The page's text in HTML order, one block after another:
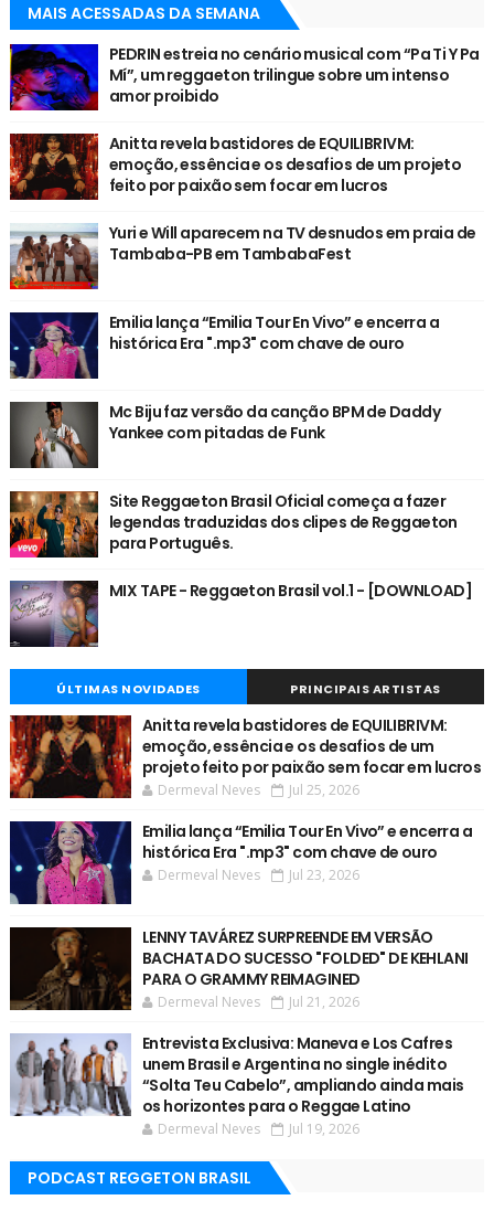
MAIS ACESSADAS DA SEMANA
PEDRIN estreia no cenário musical com “Pa Ti Y Pa
Mí”, um reggaeton trilingue sobre um intenso
amor proibido
Anitta revela bastidores de EQUILIBRIVM:
emoção, essência e os desafios de um projeto
feito por paixão sem focar em lucros
Yuri e Will aparecem na TV desnudos em praia de
Tambaba-PB em TambabaFest
Emilia lança “Emilia Tour En Vivo” e encerra a
histórica Era ".mp3" com chave de ouro
Mc Biju faz versão da canção BPM de Daddy
Yankee com pitadas de Funk
Site Reggaeton Brasil Oficial começa a fazer
legendas traduzidas dos clipes de Reggaeton
para Português.
MIX TAPE - Reggaeton Brasil vol.1 - [DOWNLOAD]
ÚLTIMAS NOVIDADES PRINCIPAIS ARTISTAS
Anitta revela bastidores de EQUILIBRIVM:
emoção, essência e os desafios de um
projeto feito por paixão sem focar em lucros
Dermeval Neves Jul 25, 2026
Emilia lança “Emilia Tour En Vivo” e encerra a
histórica Era ".mp3" com chave de ouro
Dermeval Neves Jul 23, 2026
LENNY TAVÁREZ SURPREENDE EM VERSÃO
BACHATA DO SUCESSO "FOLDED" DE KEHLANI
PARA O GRAMMY REIMAGINED
Dermeval Neves Jul 21, 2026
Entrevista Exclusiva: Maneva e Los Cafres
unem Brasil e Argentina no single inédito
“Solta Teu Cabelo”, ampliando ainda mais
os horizontes para o Reggae Latino
Dermeval Neves Jul 19, 2026
PODCAST REGGETON BRASIL